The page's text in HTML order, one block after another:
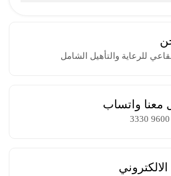
للرعاية والتأهيل الشامل
معنا واتساب
الالكتروني